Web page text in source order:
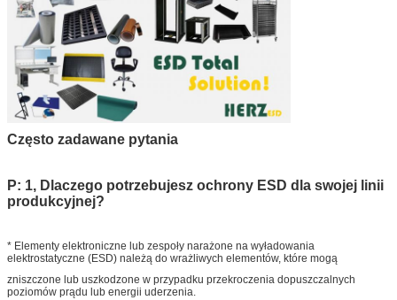
Często zadawane pytania
P: 1, Dlaczego potrzebujesz ochrony ESD dla swojej linii
produkcyjnej?
* Elementy elektroniczne lub zespoły narażone na wyładowania
elektrostatyczne (ESD) należą do wrażliwych elementów, które mogą
zniszczone lub uszkodzone w przypadku przekroczenia dopuszczalnych
poziomów prądu lub energii uderzenia.